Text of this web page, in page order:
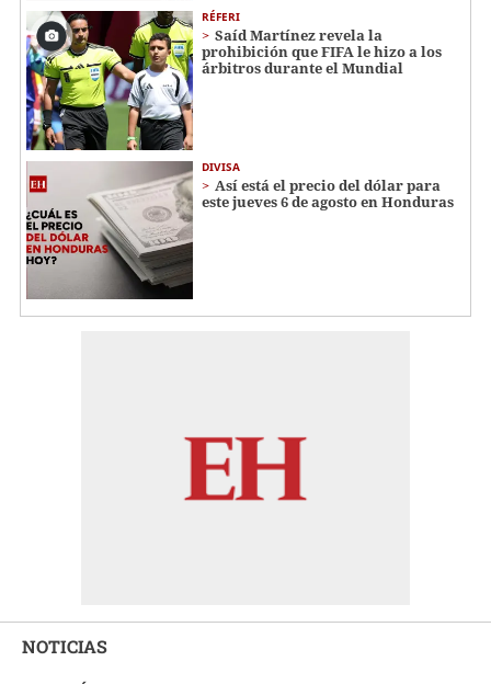
RÉFERI
Saíd Martínez revela la
prohibición que FIFA le hizo a los
árbitros durante el Mundial
DIVISA
Así está el precio del dólar para
este jueves 6 de agosto en Honduras
NOTICIAS